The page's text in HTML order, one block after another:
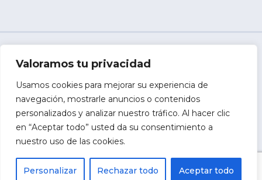
Valoramos tu privacidad
Usamos cookies para mejorar su experiencia de
navegación, mostrarle anuncios o contenidos
personalizados y analizar nuestro tráfico. Al hacer clic
en “Aceptar todo” usted da su consentimiento a
nuestro uso de las cookies.
Personalizar Rechazar todo Aceptar todo
Política de Privacidad–Política de Cookies
Copyright © 2024 – Areté
Canal ético
Aviso Legal